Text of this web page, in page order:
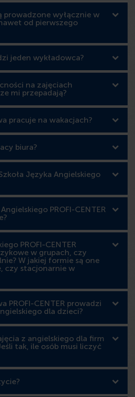
prowadzone wyłącznie w
od pierwszego
jeden wykładowca?
na zajęciach
mi przepadają?
pracuje na wakacjach?
biura?
Języka Angielskiego
PROFI-CENTER
PROFI-CENTER
w grupach, czy
W jakiej formie są one
czy stacjonarnie w
PROFI-CENTER prowadzi
dla dzieci?
z angielskiego dla firm
tak, ile osób musi liczyć